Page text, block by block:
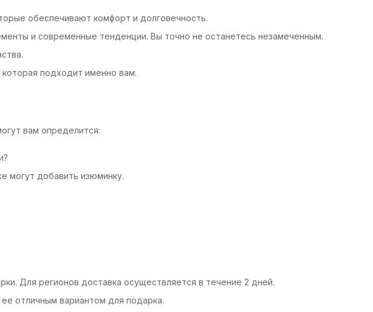
обеспечивают комфорт и долговечность.
и современные тенденции. Вы точно не останетесь незамеченным.
подходит именно вам.
вам определится:
могут добавить изюминку.
Для регионов доставка осуществляется в течение 2 дней.
отличным вариантом для подарка.